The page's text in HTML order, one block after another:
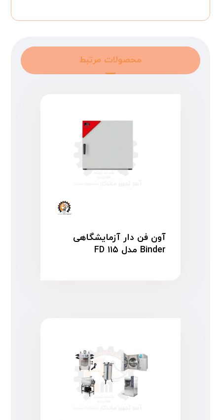
محصولات مرتبط
آون فن دار آزمایشگاهی
Binder مدل FD ۱۱۵